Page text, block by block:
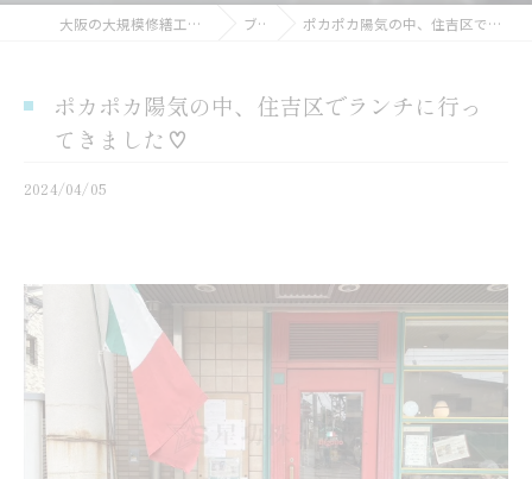
大阪の大規模修繕工事なら星功株式会社 ブログ ポカポカ陽気の中、住吉区でランチに行ってきました♡
ポカポカ陽気の中、住吉区でランチに行っ
てきました♡
2024/04/05